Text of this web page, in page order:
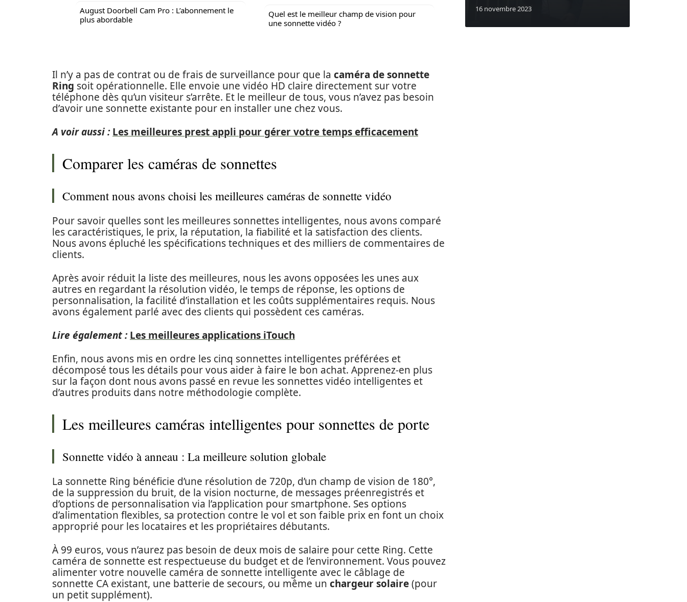
August Doorbell Cam Pro : L’abonnement le
plus abordable
Quel est le meilleur champ de vision pour
une sonnette vidéo ?
Il n’y a pas de contrat ou de frais de surveillance pour que la caméra de sonnette
Ring soit opérationnelle. Elle envoie une vidéo HD claire directement sur votre
téléphone dès qu’un visiteur s’arrête. Et le meilleur de tous, vous n’avez pas besoin
d’avoir une sonnette existante pour en installer une chez vous.
A voir aussi : Les meilleures prest appli pour gérer votre temps efficacement
Comparer les caméras de sonnettes
Comment nous avons choisi les meilleures caméras de sonnette vidéo
Pour savoir quelles sont les meilleures sonnettes intelligentes, nous avons comparé
les caractéristiques, le prix, la réputation, la fiabilité et la satisfaction des clients.
Nous avons épluché les spécifications techniques et des milliers de commentaires de
clients.
Après avoir réduit la liste des meilleures, nous les avons opposées les unes aux
autres en regardant la résolution vidéo, le temps de réponse, les options de
personnalisation, la facilité d’installation et les coûts supplémentaires requis. Nous
avons également parlé avec des clients qui possèdent ces caméras.
Lire également : Les meilleures applications iTouch
Enfin, nous avons mis en ordre les cinq sonnettes intelligentes préférées et
décomposé tous les détails pour vous aider à faire le bon achat. Apprenez-en plus
sur la façon dont nous avons passé en revue les sonnettes vidéo intelligentes et
d’autres produits dans notre méthodologie complète.
Les meilleures caméras intelligentes pour sonnettes de porte
Sonnette vidéo à anneau : La meilleure solution globale
La sonnette Ring bénéficie d’une résolution de 720p, d’un champ de vision de 180°,
de la suppression du bruit, de la vision nocturne, de messages préenregistrés et
d’options de personnalisation via l’application pour smartphone. Ses options
d’alimentation flexibles, sa protection contre le vol et son faible prix en font un choix
approprié pour les locataires et les propriétaires débutants.
À 99 euros, vous n’aurez pas besoin de deux mois de salaire pour cette Ring. Cette
caméra de sonnette est respectueuse du budget et de l’environnement. Vous pouvez
alimenter votre nouvelle caméra de sonnette intelligente avec le câblage de
sonnette CA existant, une batterie de secours, ou même un chargeur solaire(pour
un petit supplément).
16 novembre 2023